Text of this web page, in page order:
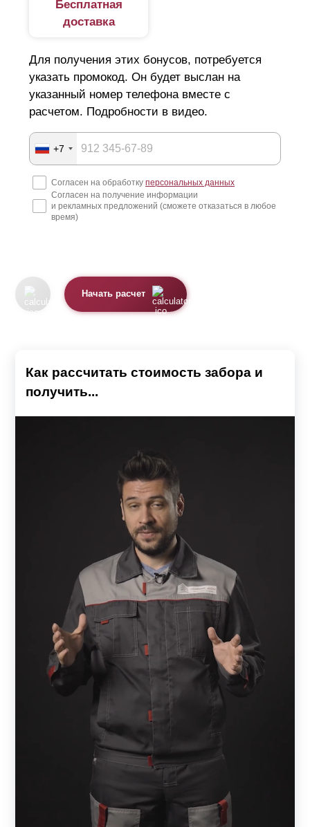
каждого пролета. Также возможно производство
стальных столбов, выполнение антикоррозийной
столбами.
Бесплатная
доставка
Для получения этих бонусов, потребуется
указать промокод. Он будет выслан на
указанный номер телефона вместе с
расчетом. Подробности в видео.
+7
Согласен на обработку персональных данных
Согласен на получение информации
и рекламных предложений (сможете отказаться в любое
время)
Начать расчет
Как рассчитать стоимость забора и
получить...